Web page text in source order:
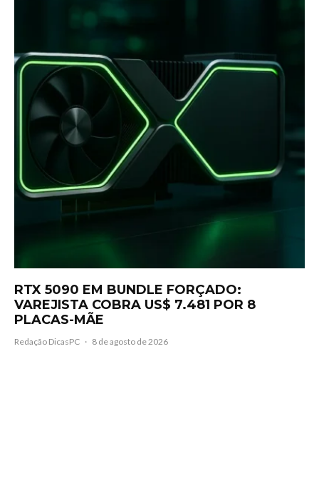
RTX 5090 EM BUNDLE FORÇADO:
VAREJISTA COBRA US$ 7.481 POR 8
PLACAS-MÃE
Redação DicasPC · 8 de agosto de 2026